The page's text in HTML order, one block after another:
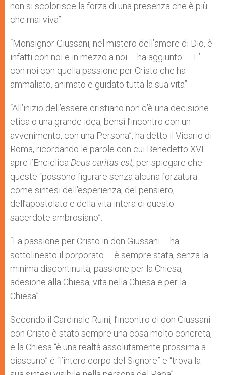
non si scolorisce la forza di una presenza che è più
che mai viva”.
“Monsignor Giussani, nel mistero dell’amore di Dio, è
infatti con noi e in mezzo a noi – ha aggiunto –. E’
con noi con quella passione per Cristo che ha
ammaliato, animato e guidato tutta la sua vita”.
“All’inizio dell’essere cristiano non c’è una decisione
etica o una grande idea, bensì l’incontro con un
avvenimento, con una Persona”, ha detto il Vicario di
Roma, ricordando le parole con cui Benedetto XVI
apre l’Enciclica Deus caritas est, per spiegare che
queste “possono figurare senza alcuna forzatura
come sintesi dell’esperienza, del pensiero,
dell’apostolato e della vita intera di questo
sacerdote ambrosiano”.
“La passione per Cristo in don Giussani – ha
sottolineato il porporato – è sempre stata, senza la
minima discontinuità, passione per la Chiesa,
adesione alla Chiesa, vita nella Chiesa e per la
Chiesa”.
Secondo il Cardinale Ruini, l’incontro di don Giussani
con Cristo è stato sempre una cosa molto concreta,
e la Chiesa “è una realtà assolutamente prossima a
ciascuno” è “l’intero corpo del Signore” e “trova la